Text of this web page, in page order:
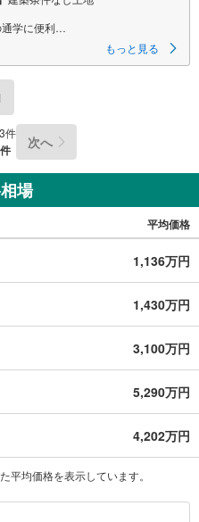
学に便利
、毎日のお買い物にも便利な立地
だけます。
おります！
ルプランナーが資金計画をサポー
ームあり！
最も低金利になるように審査が可
のリフォームも弊社のリフォームプ
速にサポートいたします
め、より多くの知見がございま
もっと見る
3件
件 次へ
場
平均価格
1,136万円
1,430万円
3,100万円
5,290万円
4,202万円
平均価格を表示しています。